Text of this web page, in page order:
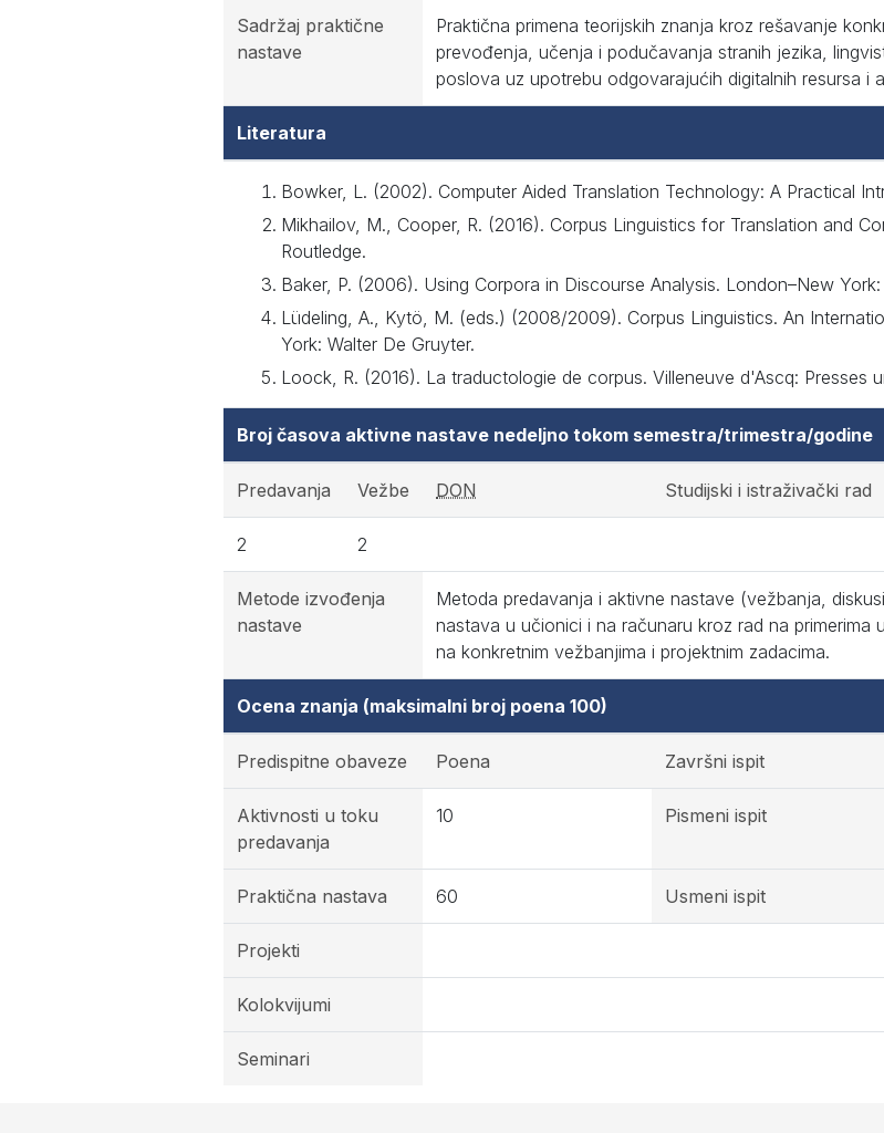
Sadržaj praktične
nastave
Praktična primena teorijskih znanja kroz rešavanje
prevođenja, učenja i podučavanja stranih jezika,
poslova uz upotrebu odgovarajućih digitalnih resursa i
Literatura
Bowker, L. (2002). Computer Aided Translation Technology: A Practical
Mikhailov, M., Cooper, R. (2016). Corpus Linguistics for Translation and
Routledge.
Baker, P. (2006). Using Corpora in Discourse Analysis. London–New
Lüdeling, A., Kytö, M. (eds.) (2008/2009). Corpus Linguistics. An
York: Walter De Gruyter.
Loock, R. (2016). La traductologie de corpus. Villeneuve d'Ascq: Presses
Broj časova aktivne nastave nedeljno tokom semestra/trimestra/godine
Predavanja Vežbe DON Studijski i istraživački rad
2 2
Metode izvođenja
nastave
Metoda predavanja i aktivne nastave (vežbanja,
nastava u učionici i na računaru kroz rad na
na konkretnim vežbanjima i projektnim zadacima.
Ocena znanja (maksimalni broj poena 100)
Predispitne obaveze Poena Završni ispit
Aktivnosti u toku
predavanja
10 Pismeni ispit
Praktična nastava 60 Usmeni ispit
Projekti
Kolokvijumi
Seminari